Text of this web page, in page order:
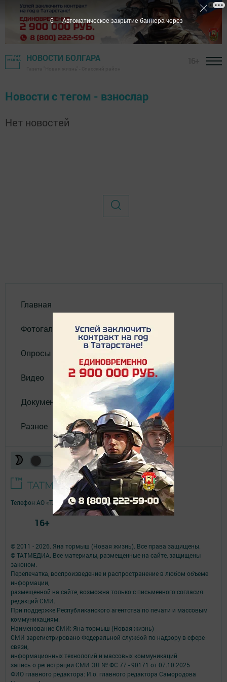
НОВОСТИ БОЛГАРА
Новости с тегом - взнослар
Нет новостей
Главная
Фотогалереи
Опросы
Видео
Документы
Разное
© 2011 - 2026. Яна тормыш (Новая жизнь). Все права защищены.
© ТАТМЕДИА. Все материалы, размещенные на сайте, защищены
законом.
Перепечатка, воспроизведение и распространение в любом объеме
информации,
размещенной на сайте, возможна только с письменного согласия
редакций СМИ.
При поддержке Республиканского агентства по печати и массовым
коммуникациям.
Наименование СМИ: Яна тормыш (Новая жизнь)
СМИ зарегистрировано Федеральной службой по надзору в сфере
связи,
информационных технологий и массовых коммуникаций
запись о регистрации СМИ ЭЛ № ФС 77 - 90171 от 07.10.2025
ФИО главного редактора: И.о. главного редактора Самородова
Телефон АО «ТАТМЕДИА»:(843) 222 09 84
16+
6 Автоматическое закрытие баннера через